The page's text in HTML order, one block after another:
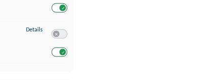
Details zu Entwicklung und Verbesserung der Angebote